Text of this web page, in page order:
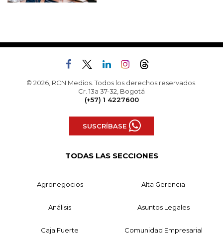
© 2026, RCN Medios. Todos los derechos reservados.
Cr. 13a 37-32, Bogotá
(+57) 1 4227600
SUSCRÍBASE
TODAS LAS SECCIONES
Agronegocios Alta Gerencia
Análisis Asuntos Legales
Caja Fuerte Comunidad Empresarial